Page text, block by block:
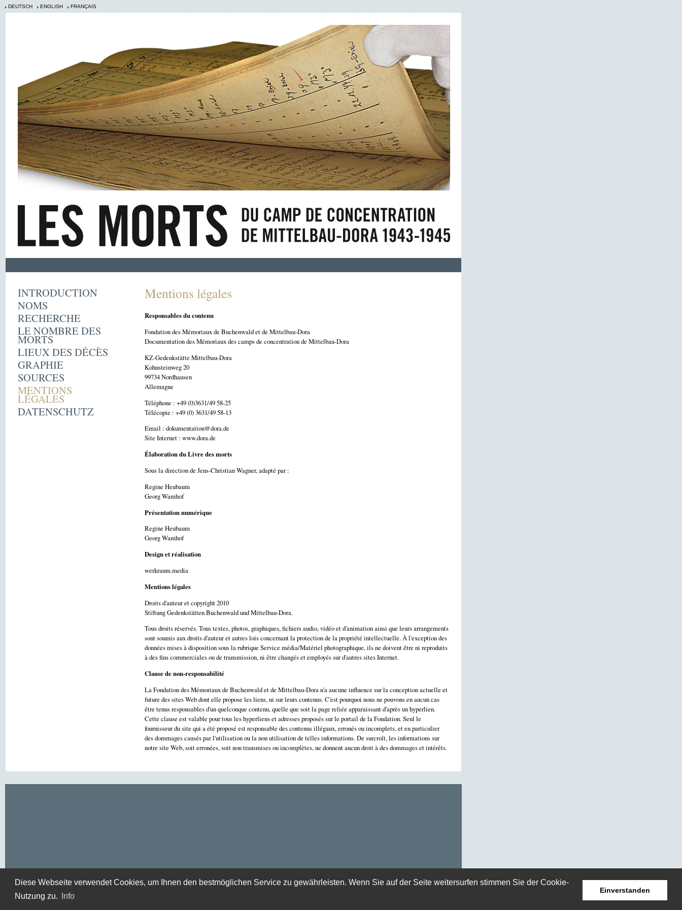
Diese Webseite verwendet Cookies, um Ihnen den bestmöglichen Service zu gewährleisten. Wenn Sie auf der Seite weitersurfen stimmen Sie der Cookie-
Nutzung zu.
Info
Einverstanden
DEUTSCH ENGLISH FRANÇAIS
INTRODUCTION
NOMS
RECHERCHE
LE NOMBRE DES
MORTS
LIEUX DES DÉCÈS
GRAPHIE
SOURCES
MENTIONS
LÉGALES
DATENSCHUTZ
Mentions légales
Responsables du contenu
Fondation des Mémoriaux de Buchenwald et de Mittelbau-Dora
Documentation des Mémoriaux des camps de concentration de Mittelbau-Dora
KZ-Gedenkstätte Mittelbau-Dora
Kohnsteinweg 20
99734 Nordhausen
Allemagne
Téléphone : +49 (0)3631/49 58-25
Télécopie : +49 (0) 3631/49 58-13
Email : dokumentation@dora.de
Site Internet : www.dora.de
Élaboration du Livre des morts
Sous la direction de Jens-Christian Wagner, adapté par :
Regine Heubaum
Georg Wamhof
Présentation numérique
Regine Heubaum
Georg Wamhof
Design et réalisation
werkraum.media
Mentions légales
Droits d'auteur et copyright 2010
Stiftung Gedenkstätten Buchenwald und Mittelbau-Dora.
Tous droits réservés. Tous textes, photos, graphiques, fichiers audio, vidéo et d'animation ainsi que leurs arrangements
sont soumis aux droits d'auteur et autres lois concernant la protection de la propriété intellectuelle. À l'exception des
données mises à disposition sous la rubrique Service média/Matériel photographique, ils ne doivent être ni reproduits
à des fins commerciales ou de transmission, ni être changés et employés sur d'autres sites Internet.
Clause de non-responsabilité
La Fondation des Mémoriaux de Buchenwald et de Mittelbau-Dora n'a aucune influence sur la conception actuelle et
future des sites Web dont elle propose les liens, ni sur leurs contenus. C'est pourquoi nous ne pouvons en aucun cas
être tenus responsables d'un quelconque contenu, quelle que soit la page reliée apparaissant d'après un hyperlien.
Cette clause est valable pour tous les hyperliens et adresses proposés sur le portail de la Fondation. Seul le
fournisseur du site qui a été proposé est responsable des contenus illégaux, erronés ou incomplets, et en particulier
des dommages causés par l'utilisation ou la non utilisation de telles informations. De surcroît, les informations sur
notre site Web, soit erronées, soit non transmises ou incomplètes, ne donnent aucun droit à des dommages et intérêts.